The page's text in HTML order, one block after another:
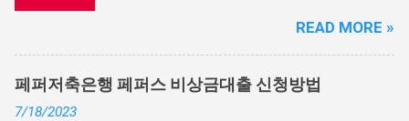
부 내역과 장기간에 걸쳐 통신사를 이용한
우량한 고객이면, 추가 혜택도 받을 수 있
습니다. 급히 자금이 필요한 경우, 소액 대
상위 10개 상품을 추천해 드립니다. 📌 목
차 1. 소액생계비대출: 연체자 100만원 대
출 2. 신용회복위원회 성실상환자대출 3.
신용회복위원회 비대면 간편대출 4. 햇살
READ MORE »
페퍼저축은행 페퍼스 비상금대출 신청방법
7/18/2023